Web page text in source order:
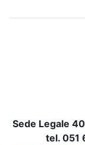
Sede Legale
tel. 051